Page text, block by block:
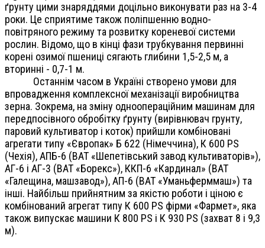
ґрунту цими знаряддями доцільно виконувати раз на 3-4
роки. Це сприятиме також поліпшенню водно-
повітряного режиму та розвитку кореневої системи
рослин. Відомо, що в кінці фази трубкування первинні
корені озимої пшениці сягають глибини 1,5-2,5 м, а
вторинні - 0,7-1 м.
Останнім часом в Україні створено умови для
впровадження комплексної механізації виробництва
зерна. Зокрема, на зміну одноопераційним машинам для
передпосівного обробітку ґрунту (вирівнювач грунту,
паровий культиватор і коток) прийшли комбіновані
агрегати типу «Європак» Б 622 (Німеччина), К 600 PS
(Чехія), АПБ-6 (ВАТ «Шепетівський завод культиваторів»),
АГ-6 і АГ-3 (ВАТ «Борекс»), ККП-6 «Кардинал» (ВАТ
«Галещина, машзавод»), АП-6 (ВАТ «Уманьферммаш») та
інші. Найбільш прийнятним за якістю роботи і ціною є
комбінований агрегат типу К 600 PS фірми «Фармет», яка
також випускає машини К 800 PS і К 930 PS (захват 8 і 9,3
м).